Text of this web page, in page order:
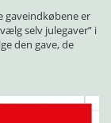
gaveindkøbene er
selv julegaver” i
den gave, de